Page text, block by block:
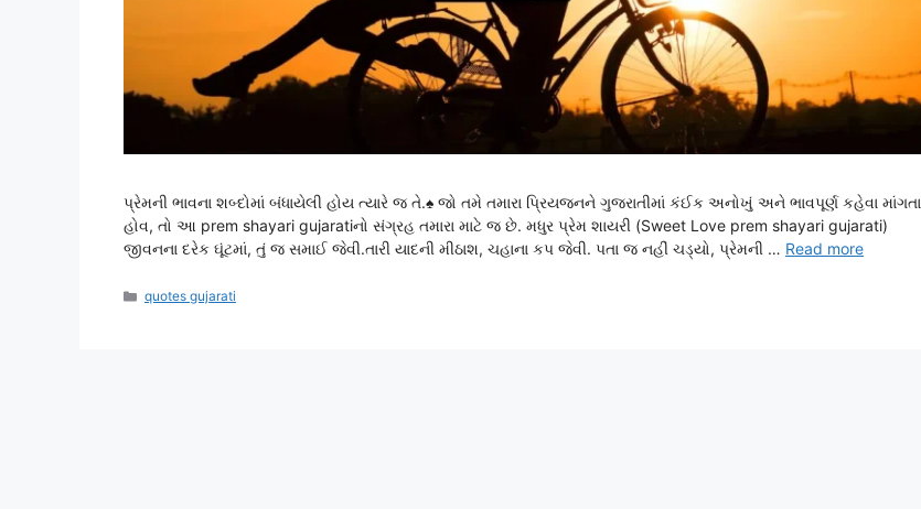
પ્રેમની ભાવના શબ્દોમાં બંધાયેલી હોય ત્યારે જ તે.♠ જો તમે તમારા પ્રિયજનને ગુજરાતીમાં કંઈક અનોખું અને ભાવપૂર્ણ કહેવા માંગતા
હોવ, તો આ prem shayari gujaratiનો સંગ્રહ તમારા માટે જ છે. મધુર પ્રેમ શાયરી (Sweet Love prem shayari gujarati)
જીવનના દરેક ઘૂંટમાં, તું જ સમાઈ જેવી.તારી યાદની મીઠાશ, ચહાના કપ જેવી. પતા જ નહીં ચડ્યો, પ્રેમની … Read more
Categories
quotes gujarati